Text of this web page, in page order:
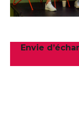
Envie